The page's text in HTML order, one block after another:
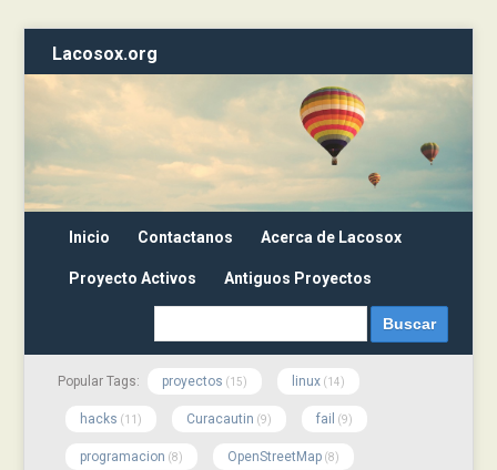
Lacosox.org
Inicio Contactanos Acerca de Lacosox
Proyecto Activos Antiguos Proyectos
Popular Tags: proyectos (15) linux (14)
hacks (11) Curacautin (9) fail (9)
programacion (8) OpenStreetMap (8)